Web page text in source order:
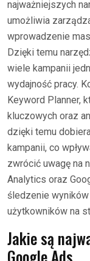
najważniejszych
umożliwia
wprowadzenie
Dzięki temu
wiele kampanii
wydajność pracy.
Keyword Planner,
kluczowych oraz
dzięki temu
kampanii, co
zwrócić uwagę na
Analytics oraz
śledzenie
użytkowników na
Jakie są
Google Ads